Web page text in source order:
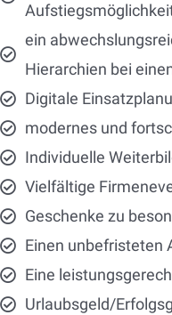
ein
Hierarchien bei
Digitale
modernes und
Individuelle
Vielfältige
Geschenke zu
Einen unbefristeten
Eine
Urlaubsgeld/